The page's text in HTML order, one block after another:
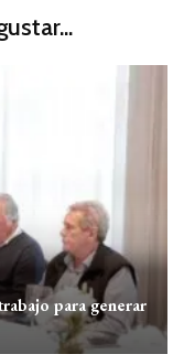
para generar